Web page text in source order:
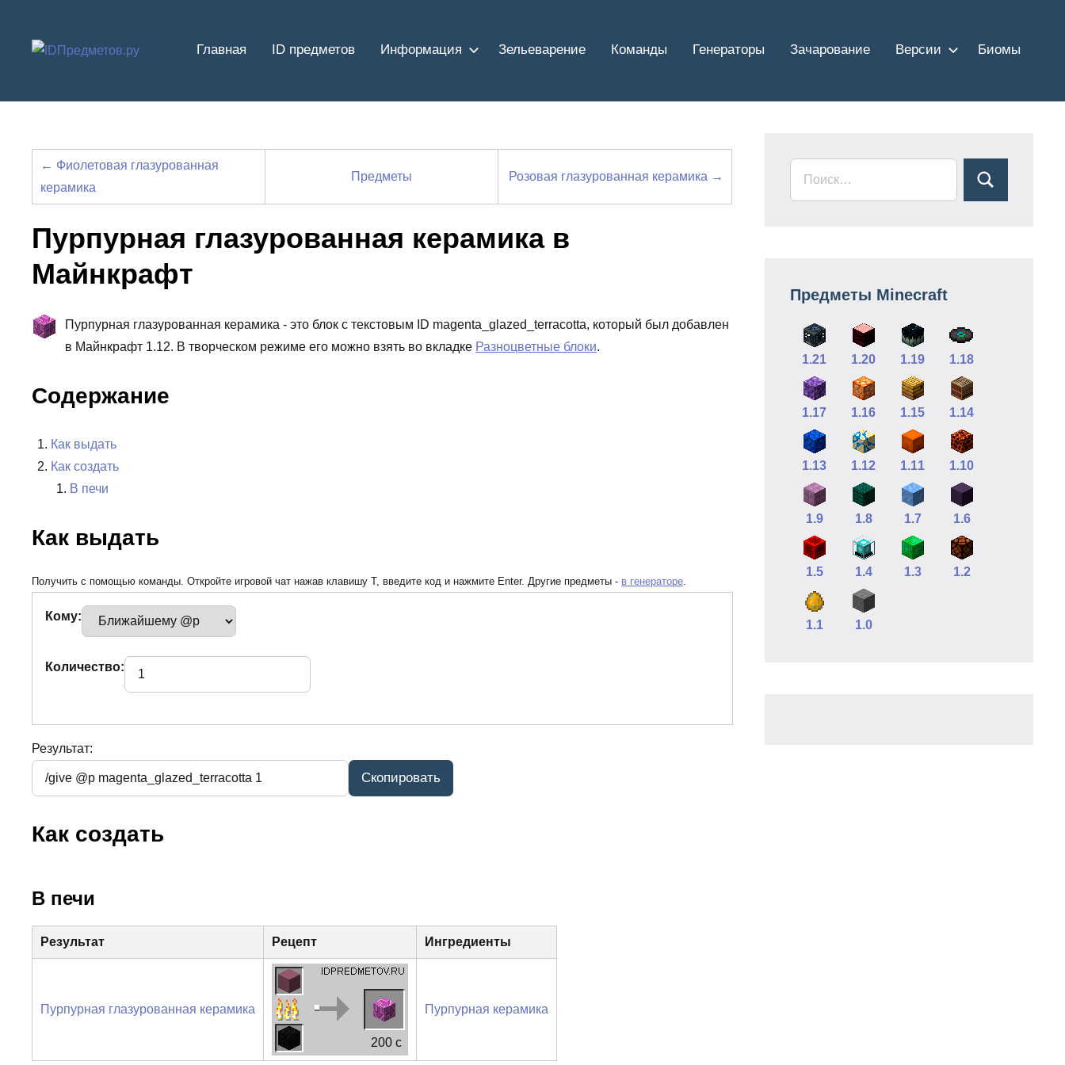
содержимому
Главная ID предметов Информация Зельеварение Команды Генераторы Зачарование Версии Биомы
← Фиолетовая глазурованная
керамика
Предметы Розовая глазурованная керамика →
Пурпурная глазурованная керамика в
Майнкрафт
Пурпурная глазурованная керамика - это блок с текстовым ID magenta_glazed_terracotta, который был добавлен
в Майнкрафт 1.12. В творческом режиме его можно взять во вкладке Разноцветные блоки.
Содержание
Как выдать
Как создать
В печи
Как выдать
Получить с помощью команды. Откройте игровой чат нажав клавишу T, введите код и нажмите Enter. Другие предметы - в генераторе
Кому:
Количество:
Результат:
Как создать
В печи
Результат Рецепт Ингредиенты
Пурпурная глазурованная керамика
200 c
Пурпурная керамика
Предметы Minecraft
1.21 1.20 1.19 1.18
1.17 1.16 1.15 1.14
1.13 1.12 1.11 1.10
1.9 1.8 1.7 1.6
1.5 1.4 1.3 1.2
1.1 1.0